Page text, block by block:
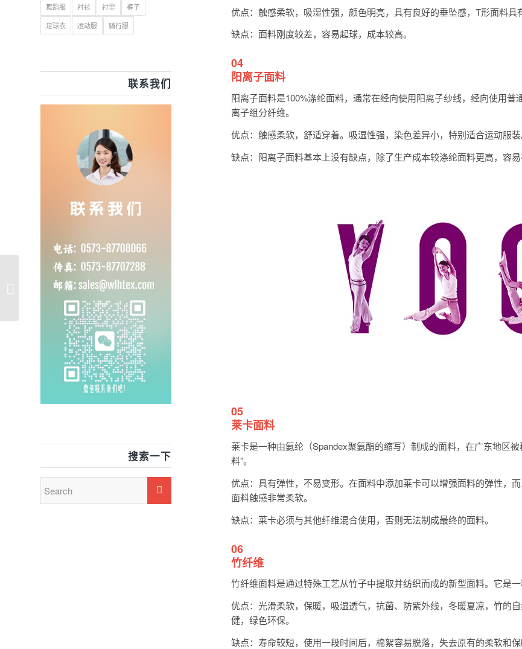
优点：触感柔软，吸湿性强，颜色明亮，具有良好的垂坠感，T形面料具
缺点：面料刚度较差，容易起球，成本较高。
04
阳离子面料
阳离子面料是100%涤纶面料，通常在经向使用阳离子纱线，经向使用
离子组分纤维。
优点：触感柔软，舒适穿着。吸湿性强，染色差异小，特别适合运动服装
缺点：阳离子面料基本上没有缺点，除了生产成本较涤纶面料更高，容易
05
莱卡面料
莱卡是一种由氨纶（Spandex聚氨酯的缩写）制成的面料，在广东地区
料”。
优点：具有弹性，不易变形。在面料中添加莱卡可以增强面料的弹性，
面料触感非常柔软。
缺点：莱卡必须与其他纤维混合使用，否则无法制成最终的面料。
06
竹纤维
竹纤维面料是通过特殊工艺从竹子中提取并纺织而成的新型面料。它是一
优点：光滑柔软，保暖，吸湿透气，抗菌、防紫外线，冬暖夏凉，竹的
健，绿色环保。
缺点：寿命较短，使用一段时间后，棉絮容易脱落，失去原有的柔软和
舞蹈服
衬衫 衬里
裤子
足球衣
运动服 骑行服
联系我们
搜索一下
万里虹：优秀人造革基
布供应商的五大优势